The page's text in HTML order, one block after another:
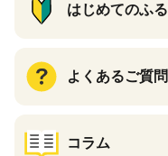
はじめてのふ
よくあるご質問
コラム